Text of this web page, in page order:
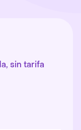
sin tarifa